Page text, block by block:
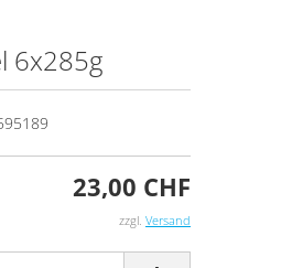
6x285g
23,00 CHF
zzgl. Versand